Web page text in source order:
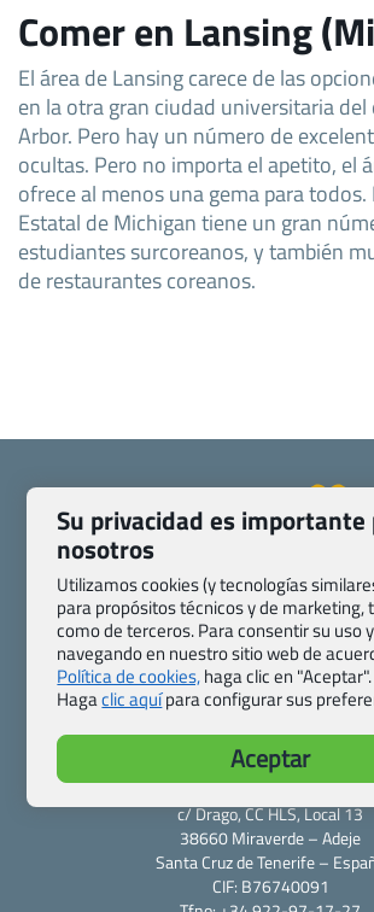
Comer en Lansing
El área de Lansing carece de las
en la otra gran ciudad universitaria del
Arbor. Pero hay un número de
ocultas. Pero no importa el apetito, el
ofrece al menos una gema para
Estatal de Michigan tiene un gran
estudiantes surcoreanos, y también
de restaurantes coreanos.
Pasaporte, Visado, Salud y otras
Blog de Viajes.com
Registro de
Preguntas frecuentes
Condiciones
Política de privacidad y cookies
Todas las páginas – sitemap
Viajes.com
Last Minute Express S.L.U.
c/ Drago, CC HLS, Local 13
38660 Miraverde – Adeje
Santa Cruz de Tenerife –
CIF: B76740091
Su privacidad es importante
nosotros
Utilizamos cookies (y tecnologías
para propósitos técnicos y de marketing,
como de terceros. Para consentir su uso
navegando en nuestro sitio web de
Política de cookies,haga clic en "Aceptar".
Hagaclic aquípara configurar sus
Aceptar